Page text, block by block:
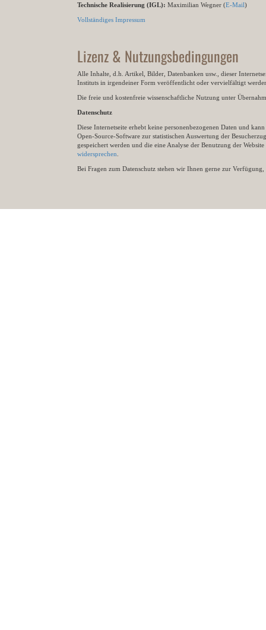
Technische Realisierung (IGL): Maximilian Wegner (E-Mail)
Vollständiges Impressum
Lizenz & Nutzungsbedingungen
Alle Inhalte, d.h. Artikel, Bilder, Datenbanken usw., dieser
Instituts in irgendeiner Form veröffentlicht oder vervielfältigt
Die freie und kostenfreie wissenschaftliche Nutzung unter
Datenschutz
Diese Internetseite erhebt keine personenbezogenen Daten und
Open-Source-Software zur statistischen Auswertung der
gespeichert werden und die eine Analyse der Benutzung der
widersprechen
Bei Fragen zum Datenschutz stehen wir Ihnen gerne zur